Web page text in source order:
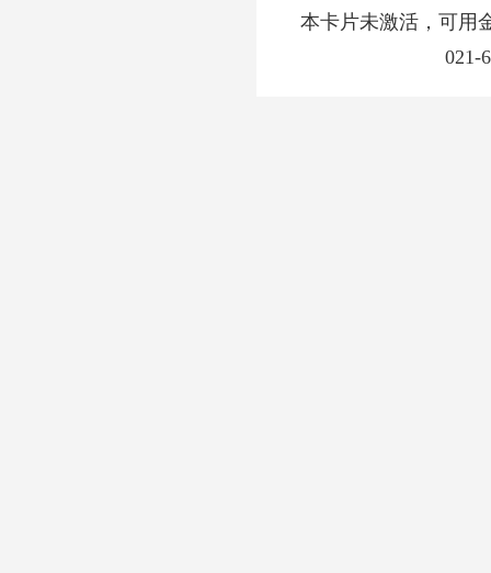
本卡片未激活，可用
021-